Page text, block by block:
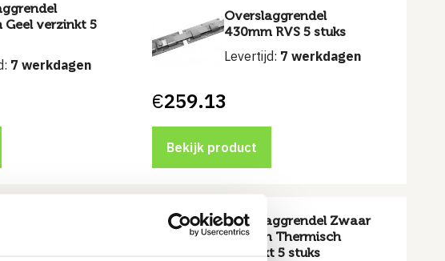
Geel verzinkt 5
7 werkdagen
Overslaggrendel
430mm RVS 5 stuks
Levertijd: 7 werkdagen
€259.13
Bekijk product
Overslaggrendel Zwaar
430mm Thermisch
verzinkt 5 stuks